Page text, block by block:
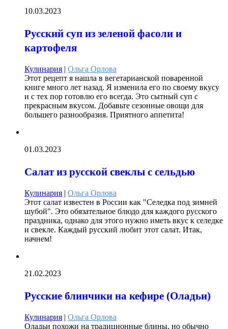
10.03.2023
Русский суп из зеленой фасоли и
картофеля
Кулинария | Ольга Орлова
Этот рецепт я нашла в вегетарианской поваренной
книге много лет назад. Я изменила его по своему вкусу
и с тех пор готовлю его всегда. Это сытный суп с
прекрасным вкусом. Добавьте сезонные овощи для
большего разнообразия. Приятного аппетита!
01.03.2023
Салат из русской свеклы с сельдью
Кулинария | Ольга Орлова
Этот салат известен в России как "Селедка под зимней
шубой". Это обязательное блюдо для каждого русского
праздника, однако для этого нужно иметь вкус к селедке
и свекле. Каждый русский любит этот салат. Итак,
начнем!
21.02.2023
Русские блинчики на кефире (Оладьи)
Кулинария | Ольга Орлова
Оладьи похожи на традиционные блины, но обычно